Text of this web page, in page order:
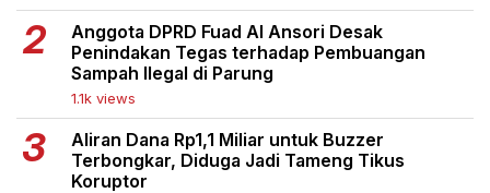
Anggota DPRD Fuad Al Ansori Desak
Penindakan Tegas terhadap Pembuangan
Sampah Ilegal di Parung
1.1k views
Aliran Dana Rp1,1 Miliar untuk Buzzer
Terbongkar, Diduga Jadi Tameng Tikus
Koruptor